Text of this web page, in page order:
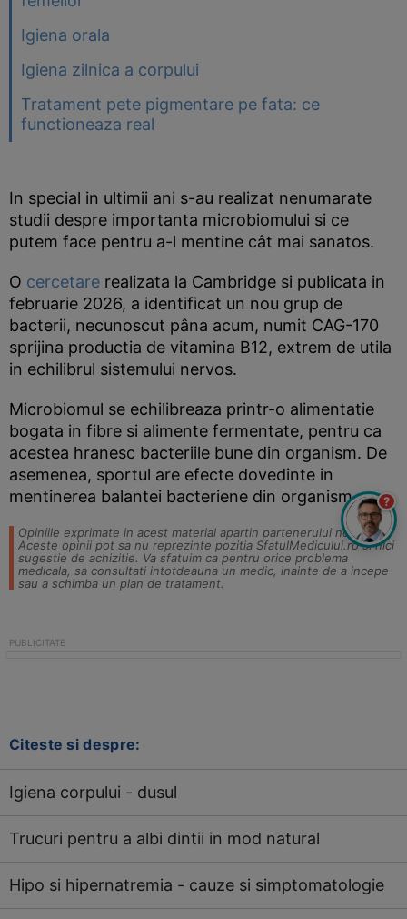
Igiena orala
Igiena zilnica a corpului
Tratament pete pigmentare pe fata: ce
functioneaza real
In special in ultimii ani s-au realizat nenumarate
studii despre importanta microbiomului si ce
putem face pentru a-l mentine cât mai sanatos.
O cercetare realizata la Cambridge si publicata in
februarie 2026, a identificat un nou grup de
bacterii, necunoscut pâna acum, numit CAG-170
sprijina productia de vitamina B12, extrem de utila
in echilibrul sistemului nervos.
Microbiomul se echilibreaza printr-o alimentatie
bogata in fibre si alimente fermentate, pentru ca
acestea hranesc bacteriile bune din organism. De
asemenea, sportul are efecte dovedinte in
mentinerea balantei bacteriene din organism.
Opiniile exprimate in acest material apartin partenerului nostru.
Aceste opinii pot sa nu reprezinte pozitia SfatulMedicului.ro si nici
sugestie de achizitie. Va sfatuim ca pentru orice problema
medicala, sa consultati intotdeauna un medic, inainte de a incepe
sau a schimba un plan de tratament.
Citeste si despre:
Igiena corpului - dusul
Trucuri pentru a albi dintii in mod natural
Hipo si hipernatremia - cauze si simptomatologie
?